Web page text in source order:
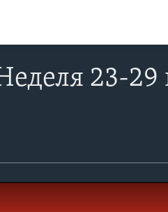
23-29